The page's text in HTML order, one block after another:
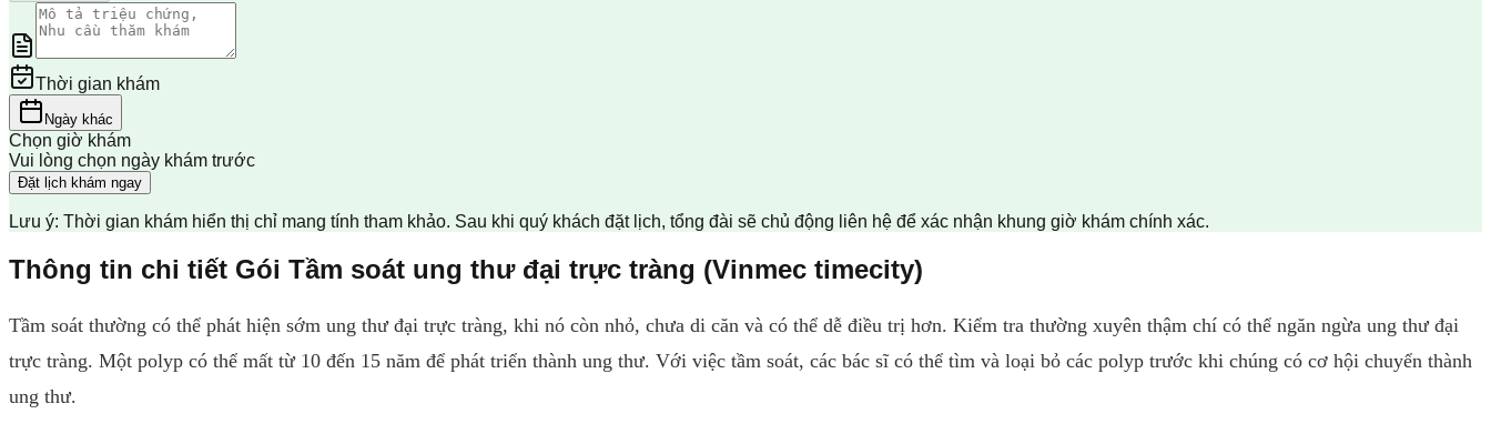
Thời gian khám
Ngày khác
Chọn giờ khám
Vui lòng chọn ngày khám trước
Đặt lịch khám ngay
Lưu ý: Thời gian khám hiển thị chỉ mang tính tham khảo. Sau khi quý khách đặt lịch, tổng đài sẽ chủ động liên hệ để xác nhận khung giờ khám chính xác.
Thông tin chi tiết Gói Tầm soát ung thư đại trực tràng (Vinmec timecity)
Tầm soát thường có thể phát hiện sớm ung thư đại trực tràng, khi nó còn nhỏ, chưa di căn và có thể dễ điều trị hơn. Kiểm tra thường xuyên thậm chí có thể ngăn ngừa ung thư đại
trực tràng. Một polyp có thể mất từ ​​10 đến 15 năm để phát triển thành ung thư. Với việc tầm soát, các bác sĩ có thể tìm và loại bỏ các polyp trước khi chúng có cơ hội chuyển thành
ung thư.